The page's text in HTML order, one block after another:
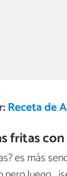
Receta de
fritas
es más